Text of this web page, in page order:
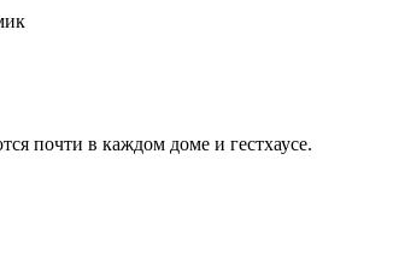
почти в каждом доме и гестхаусе.